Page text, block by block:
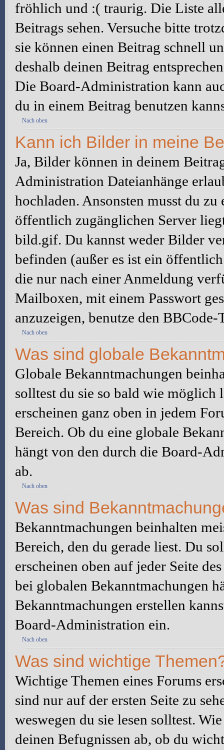
fröhlich und :( traurig. Die Liste
Beitrags sehen. Versuche bitte
sie können einen Beitrag schnell
deshalb deinen Beitrag
Die Board-Administration kann
du in einem Beitrag benutzen
Nach oben
Kann ich Bilder in meine
Ja, Bilder können in deinem
Administration Dateianhänge
hochladen. Ansonsten musst du
öffentlich zugänglichen Server
bild.gif. Du kannst weder Bilder
befinden (außer es ist ein
die nur nach einer Anmeldung
Mailboxen, mit einem Passwort
anzuzeigen, benutze den
Nach oben
Was sind globale
Globale Bekanntmachungen
solltest du sie so bald wie möglich
erscheinen ganz oben in jedem
Bereich. Ob du eine globale
hängt von den durch die Board-
ab.
Nach oben
Was sind
Bekanntmachungen beinhalten
Bereich, den du gerade liest. Du
erscheinen oben auf jeder Seite
bei globalen Bekanntmachungen
Bekanntmachungen erstellen
Board-Administration ein.
Nach oben
Was sind wichtige
Wichtige Themen eines Forums
sind nur auf der ersten Seite zu
weswegen du sie lesen solltest.
deinen Befugnissen ab, ob du